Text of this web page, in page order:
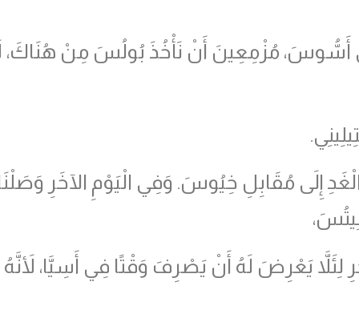
أَسُّوسَ، مُزْمِعِينَ أَنْ نَأْخُذَ بُولُسَ مِنْ هُنَاكَ،
إِلَى مُقَابِلِ خِيُوسَ. وَفِي الْيَوْمِ الآخَرِ
يَعْرِضَ لَهُ أَنْ يَصْرِفَ وَقْتًا فِي أَسِيَّا، لأَنَّهُ